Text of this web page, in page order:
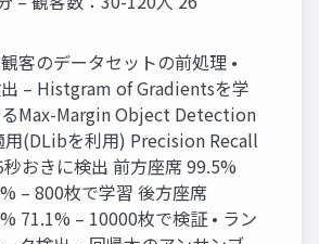
客のデータセットの前処理 •
– Histgram of Gradientsを学
Max-Margin Object Detection
用(DLibを利用) Precision Recall
秒おきに検出 前方座席 99.5%
– 800枚で学習 後方座席
71.1% – 10000枚で検証 • ラン